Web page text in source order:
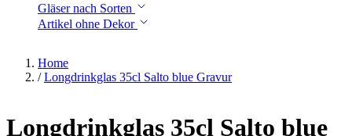
Gläser nach Sorten
Artikel ohne Dekor
Home
/ Longdrinkglas 35cl Salto blue Gravur
Longdrinkglas 35cl Salto blue